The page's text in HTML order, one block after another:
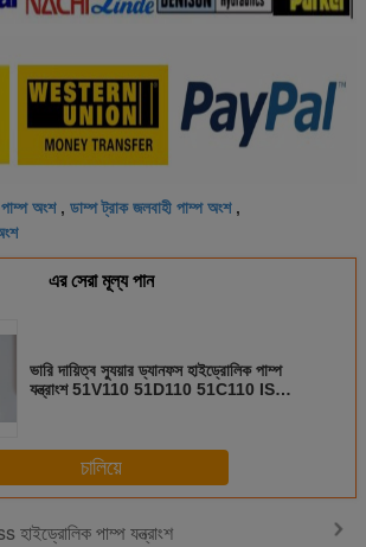
অংশ, ডাম্প ট্রাক জলবাহী পাম্প অংশ,
এর সেরা মূল্য পান
ভারি দায়িত্ব স্যুয়ার ড্যানফস হাইড্রোলিক পাম্প
যন্ত্রাংশ 51V110 51D110 51C110 ISO
চালিয়ে
পাম্প যন্ত্রাংশ